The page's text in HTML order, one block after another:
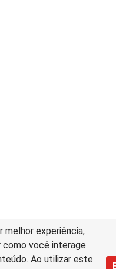
melhor experiência,
como você interage
Ao utilizar este